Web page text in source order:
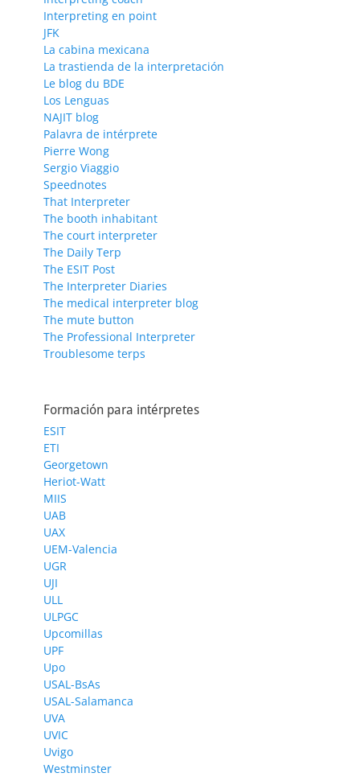
Interpreting en point
JFK
La cabina mexicana
La trastienda de la interpretación
Le blog du BDE
Los Lenguas
NAJIT blog
Palavra de intérprete
Pierre Wong
Sergio Viaggio
Speednotes
That Interpreter
The booth inhabitant
The court interpreter
The Daily Terp
The ESIT Post
The Interpreter Diaries
The medical interpreter blog
The mute button
The Professional Interpreter
Troublesome terps
Formación para intérpretes
ESIT
ETI
Georgetown
Heriot-Watt
MIIS
UAB
UAX
UEM-Valencia
UGR
UJI
ULL
ULPGC
Upcomillas
UPF
Upo
USAL-BsAs
USAL-Salamanca
UVA
UVIC
Uvigo
Westminster